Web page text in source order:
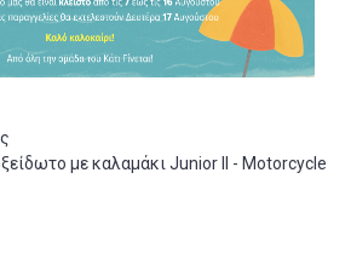
με καλαμάκι Junior II - Motorcycle